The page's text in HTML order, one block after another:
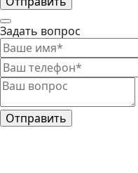
Задать вопрос
Отправить